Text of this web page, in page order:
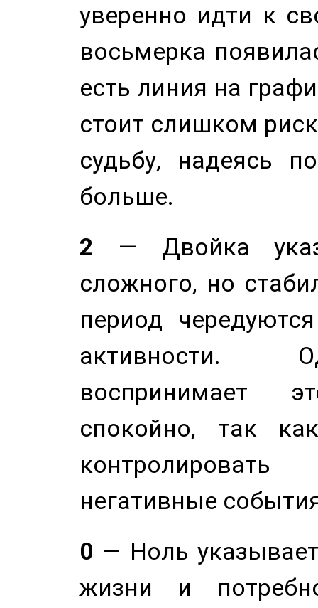
уверенно идти к
восьмерка
есть линия на
стоит слишком
судьбу, надеясь
больше.
2 — Двойка
сложного, но
период
активности.
воспринимает
спокойно, так
негативные
0 — Ноль
жизни и